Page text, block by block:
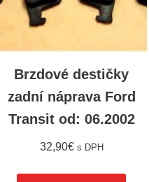
Brzdové destičky
zadní náprava Ford
Transit od: 06.2002
32,90€ s DPH